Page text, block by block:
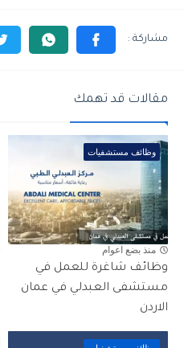
مقالات قد تهمك
وظائف مستشفيات
منذ بضع اعوام
وظائف شاغرة للعمل في
مستشفى العبدلي في عمان
الاردن